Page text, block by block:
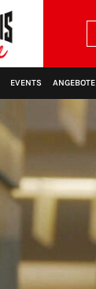
EVENTS ANGEBOTE